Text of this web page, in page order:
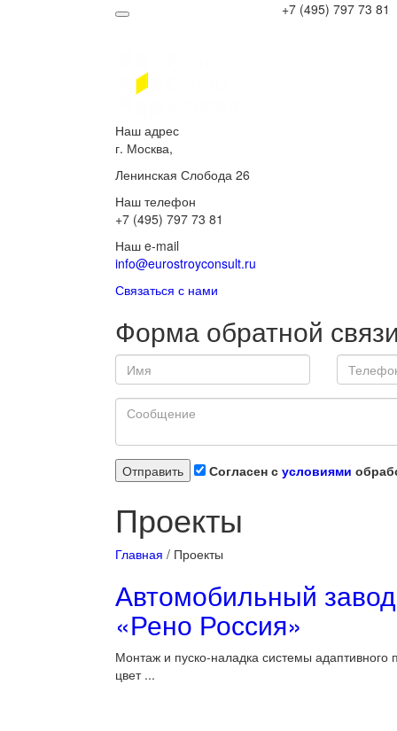
+7 (495) 797 73 81
Наш адрес
г. Москва,
Ленинская Слобода 26
Наш телефон
+7 (495) 797 73 81
Наш e-mail
info@eurostroyconsult.ru
Связаться с нами
Форма обратной
Согласен с условиями
Проекты
Главная / Проекты
Автомобильный завод
«Рено Россия»
Монтаж и пуско-наладка системы адаптивного
цвет ...